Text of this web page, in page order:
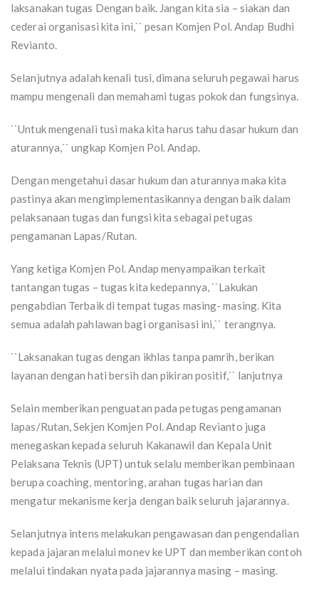
laksanakan tugas Dengan baik. Jangan kita sia – siakan dan
cederai organisasi kita ini,`` pesan Komjen Pol. Andap Budhi
Revianto.
Selanjutnya adalah kenali tusi, dimana seluruh pegawai harus
mampu mengenali dan memahami tugas pokok dan fungsinya.
``Untuk mengenali tusi maka kita harus tahu dasar hukum dan
aturannya,`` ungkap Komjen Pol. Andap.
Dengan mengetahui dasar hukum dan aturannya maka kita
pastinya akan mengimplementasikannya dengan baik dalam
pelaksanaan tugas dan fungsi kita sebagai petugas
pengamanan Lapas/Rutan.
Yang ketiga Komjen Pol. Andap menyampaikan terkait
tantangan tugas – tugas kita kedepannya, ``Lakukan
pengabdian Terbaik di tempat tugas masing- masing. Kita
semua adalah pahlawan bagi organisasi ini,`` terangnya.
``Laksanakan tugas dengan ikhlas tanpa pamrih, berikan
layanan dengan hati bersih dan pikiran positif,`` lanjutnya
Selain memberikan penguatan pada petugas pengamanan
lapas/Rutan, Sekjen Komjen Pol. Andap Revianto juga
menegaskan kepada seluruh Kakanawil dan Kepala Unit
Pelaksana Teknis (UPT) untuk selalu memberikan pembinaan
berupa coaching, mentoring, arahan tugas harian dan
mengatur mekanisme kerja dengan baik seluruh jajarannya.
Selanjutnya intens melakukan pengawasan dan pengendalian
kepada jajaran melalui monev ke UPT dan memberikan contoh
melalui tindakan nyata pada jajarannya masing – masing.